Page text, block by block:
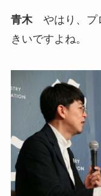
青木やはり、プ
きいですよね。